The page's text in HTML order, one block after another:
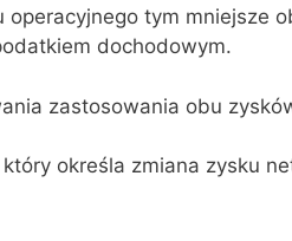
tym mniejsze
dochodowym.
zastosowania obu
określa zmiana zysku